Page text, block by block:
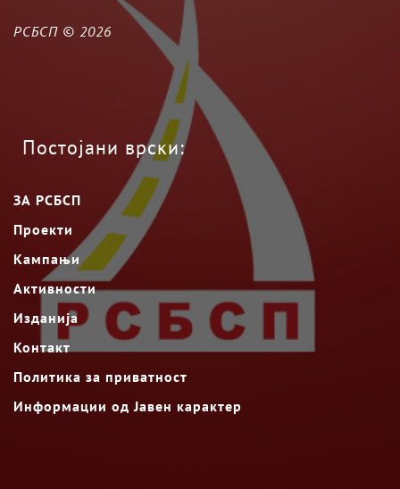
РСБСП © 2026
Постојани врски:
ЗА РСБСП
Проекти
Кампањи
Активности
Изданија
Контакт
Политика за приватност
Информации од Јавен карактер